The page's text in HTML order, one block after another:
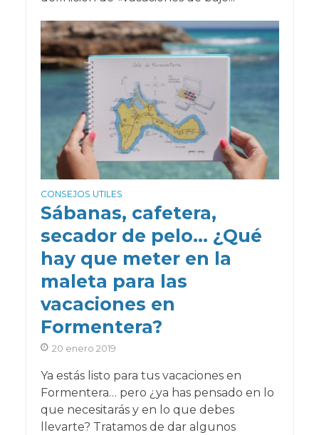
CONSEJOS UTILES
Sábanas, cafetera,
secador de pelo… ¿Qué
hay que meter en la
maleta para las
vacaciones en
Formentera?
20 enero 2019
Ya estás listo para tus vacaciones en
Formentera… pero ¿ya has pensado en lo
que necesitarás y en lo que debes
llevarte? Tratamos de dar algunos